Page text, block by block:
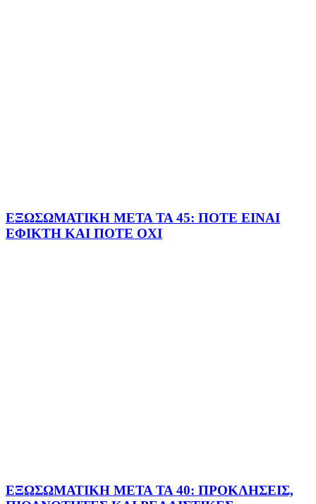
ΕΞΩΣΩΜΑΤΙΚΗ ΜΕΤΑ ΤΑ 45: ΠΟΤΕ ΕΙΝΑΙ
ΕΦΙΚΤΗ ΚΑΙ ΠΟΤΕ ΟΧΙ
ΕΞΩΣΩΜΑΤΙΚΗ ΜΕΤΑ ΤΑ 40: ΠΡΟΚΛΗΣΕΙΣ,